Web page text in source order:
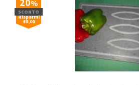
%
SCONTO
Risparmi
€8,00